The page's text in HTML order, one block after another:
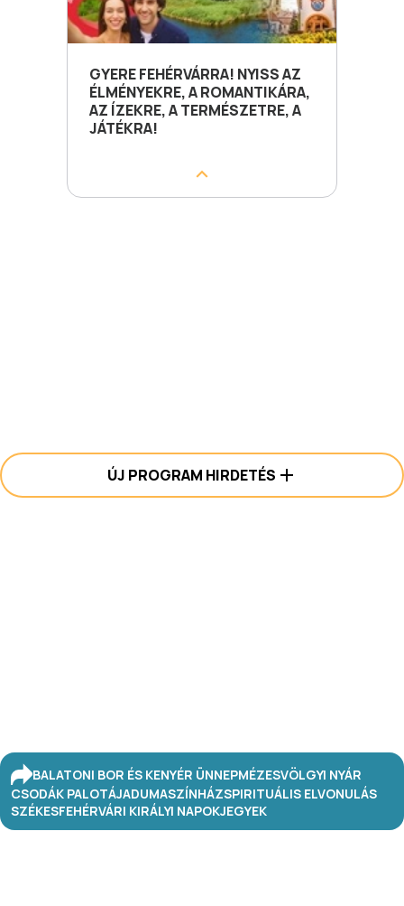
GYERE FEHÉRVÁRRA! NYISS AZ
ÉLMÉNYEKRE, A ROMANTIKÁRA,
AZ ÍZEKRE, A TERMÉSZETRE, A
JÁTÉKRA!
ÚJ PROGRAM HIRDETÉS
BALATONI BOR ÉS KENYÉR ÜNNEPMÉZESVÖLGYI NYÁR
CSODÁK PALOTÁJADUMASZÍNHÁZSPIRITUÁLIS ELVONULÁS
SZÉKESFEHÉRVÁRI KIRÁLYI NAPOKJEGYEK